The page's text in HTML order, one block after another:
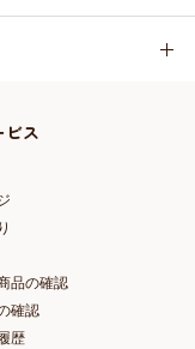
ビス
品の確認
確認
歴